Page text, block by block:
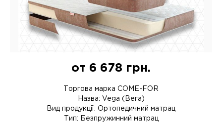
от 6 678 грн.
Торгова марка COME-FOR
Назва: Vega (Вега)
Вид продукції: Ортопедичний матрац
Тип: Безпружинний матрац